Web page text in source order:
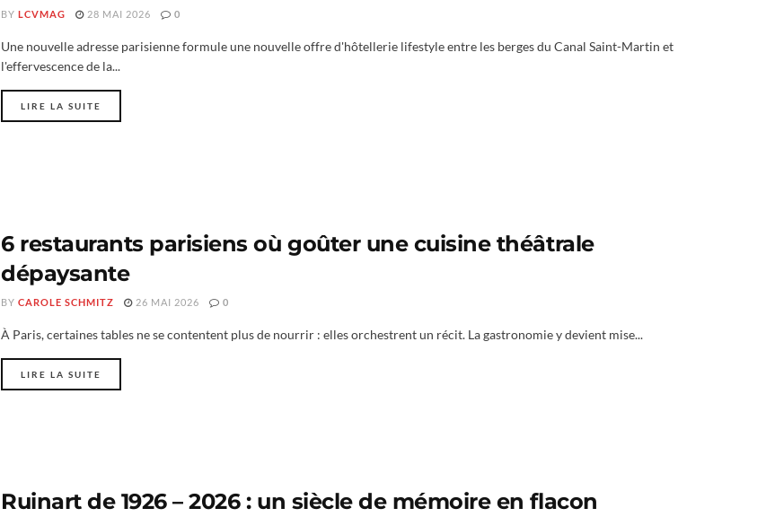
BY LCVMAG 28 MAI 2026 0
Une nouvelle adresse parisienne formule une nouvelle offre d'hôtellerie lifestyle entre les berges du Canal Saint-Martin et
l'effervescence de la...
LIRE LA SUITE
6 restaurants parisiens où goûter une cuisine théâtrale
dépaysante
BY CAROLE SCHMITZ 26 MAI 2026 0
À Paris, certaines tables ne se contentent plus de nourrir : elles orchestrent un récit. La gastronomie y devient mise...
LIRE LA SUITE
Ruinart de 1926 – 2026 : un siècle de mémoire en flacon